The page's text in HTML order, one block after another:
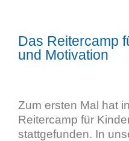
Das Reitercamp
und Motivation
Zum ersten Mal hat
Reitercamp für
stattgefunden. In